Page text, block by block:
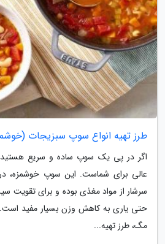
طرز تهیه انواع سوپ سبزیجات
اگر در پی یک سوپ ساده و سریع
عالی برای شماست. این سوپ خوشمزه،
سرشار از مواد مغذی بوده و برای تقویت
حتی یاری به کاهش وزن بسیار مفید است.
مگ، طرز تهیه...